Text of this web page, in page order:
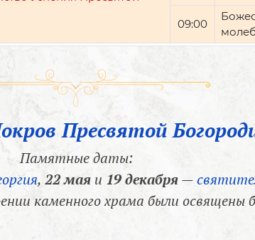
09:00
Пресвятой
Памятные даты:
, 22 маяи 19 декабря—
каменного храма были освящены